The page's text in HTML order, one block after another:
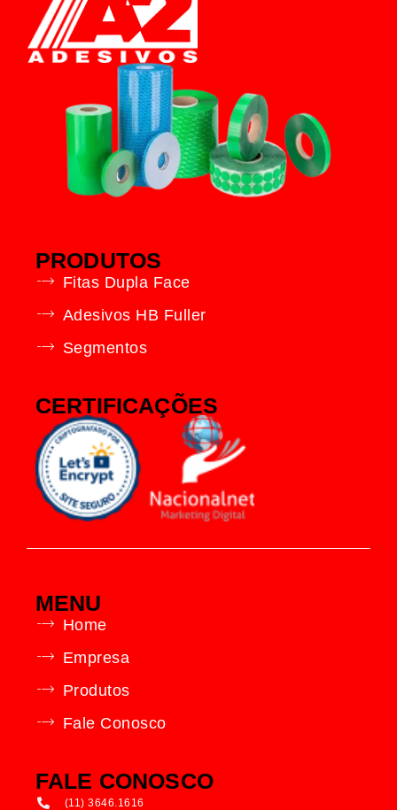
PRODUTOS
Fitas Dupla Face
Adesivos HB Fuller
Segmentos
CERTIFICAÇÕES
MENU
Home
Empresa
Produtos
Fale Conosco
FALE CONOSCO
(11) 3646.1616